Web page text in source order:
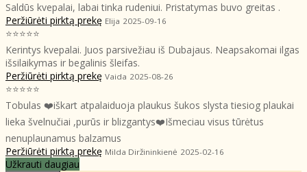
Saldūs kvepalai, labai tinka rudeniui. Pristatymas buvo greitas .
Peržiūrėti pirktą prekę Elija 2025-09-16
⭐⭐⭐⭐⭐
Kerintys kvepalai. Juos parsivežiau iš Dubajaus. Neapsakomai ilgas
išsilaikymas ir begalinis šleifas.
Peržiūrėti pirktą prekę Vaida 2025-08-26
⭐⭐⭐⭐⭐
Tobulas ❤️iškart atpalaiduoja plaukus šukos slysta tiesiog plaukai
lieka švelnučiai ,purūs ir blizgantys❤️Išmeciau visus tūrėtus
nenuplaunamus balzamus
Peržiūrėti pirktą prekę Milda Diržininkienė 2025-02-16
Užkrauti daugiau